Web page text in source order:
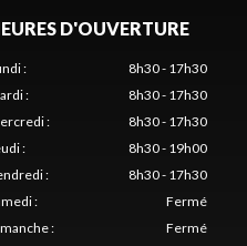
D'OUVERTURE
:
8h30 - 17h30
:
8h30 - 17h30
:
8h30 - 17h30
:
8h30 - 19h00
:
8h30 - 17h30
:
Fermé
: Fermé